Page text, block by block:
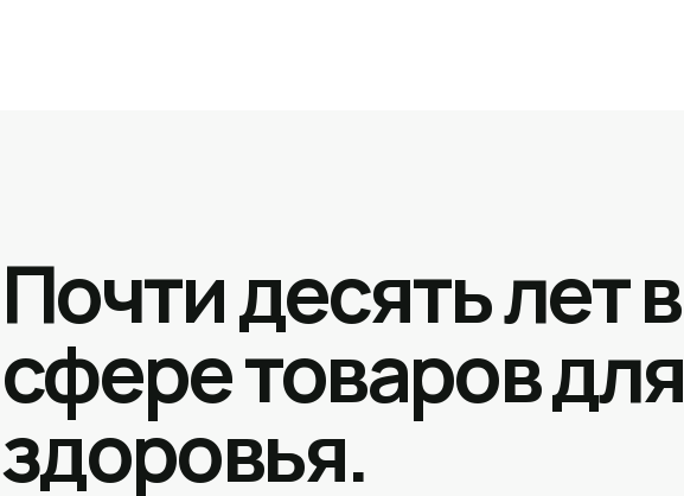
Почти десять лет в
сфере товаров для
здоровья.